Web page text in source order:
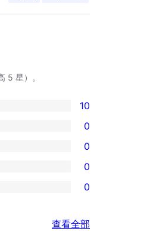
5 星）。
10
0
0
0
0
查看全部